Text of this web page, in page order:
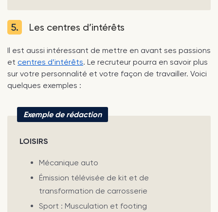
5. Les centres d’intérêts
Il est aussi intéressant de mettre en avant ses passions
et centres d’intérêts. Le recruteur pourra en savoir plus
sur votre personnalité et votre façon de travailler. Voici
quelques exemples :
Exemple de rédaction
LOISIRS
Mécanique auto
Émission télévisée de kit et de
transformation de carrosserie
Sport : Musculation et footing